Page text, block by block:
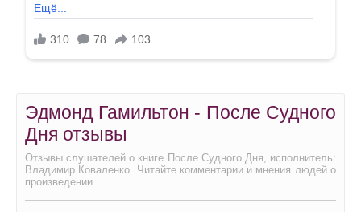
Эдмонд Гамильтон - После Судного
Дня отзывы
Отзывы слушателей о книге После Судного Дня, исполнитель:
Владимир Коваленко. Читайте комментарии и мнения людей о
произведении.